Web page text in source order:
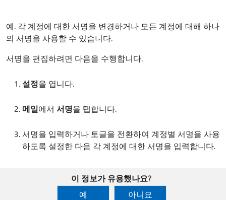
예. 각 계정에 대한 서명을 변경하거나 모든 계정에 대해 하나
의 서명을 사용할 수 있습니다.
서명을 편집하려면 다음을 수행합니다.
설정을 엽니다.
메일에서 서명을 탭합니다.
서명을 입력하거나 토글을 전환하여 계정별 서명을 사용
하도록 설정한 다음 각 계정에 대한 서명을 입력합니다.
이 정보가 유용했나요?
예
아니요